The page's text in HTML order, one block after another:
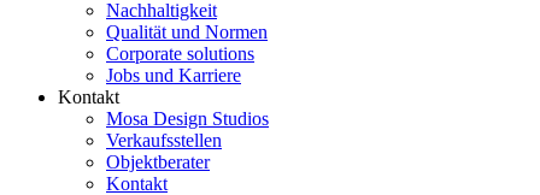
Nachhaltigkeit
Qualität und Normen
Corporate solutions
Jobs und Karriere
Kontakt
Mosa Design Studios
Verkaufsstellen
Objektberater
Kontakt